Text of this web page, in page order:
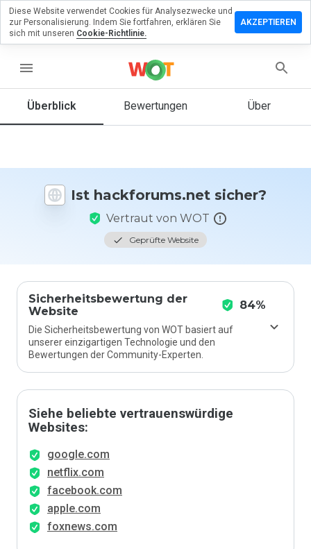
menu
Überblick Bewertungen Über
Ist hackforums.net sicher?
Vertraut von WOT
Geprüfte Website
Sicherheitsbewertung der
Website
84%
Die Sicherheitsbewertung von WOT basiert auf
unserer einzigartigen Technologie und den
Bewertungen der Community-Experten.
Siehe beliebte vertrauenswürdige
Websites:
google.com
netflix.com
facebook.com
apple.com
foxnews.com
zu
Sie diese
auf einer
Skala von
Diese Website verwendet Cookies für Analysezwecke und
zur Personalisierung. Indem Sie fortfahren, erklären Sie
sich mit unseren Cookie-Richtlinie.
AKZEPTIEREN